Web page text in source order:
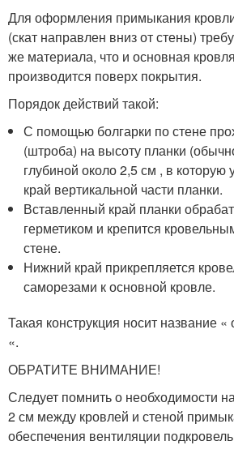
Для оформления примыкания
(скат направлен вниз от стены)
же материала, что и основная
производится поверх покрытия.
Порядок действий такой:
С помощью болгарки по стене
(штроба) на высоту планки
глубиной около 2,5 см , в которую
край вертикальной части планки.
Вставленный край планки
герметиком и крепится
стене.
Нижний край прикрепляется
саморезами к основной кровле.
Такая конструкция носит название
«.
ОБРАТИТЕ ВНИМАНИЕ!
Следует помнить о необходимости
2 см между кровлей и стеной
обеспечения вентиляции